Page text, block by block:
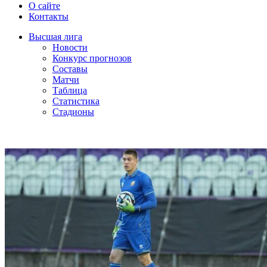
О сайте
Контакты
Высшая лига
Новости
Конкурс прогнозов
Составы
Матчи
Таблица
Статистика
Стадионы